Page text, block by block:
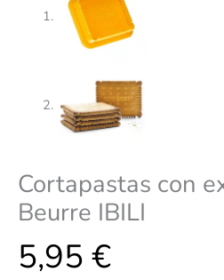
Cortapastas con
Beurre IBILI
5,95 €